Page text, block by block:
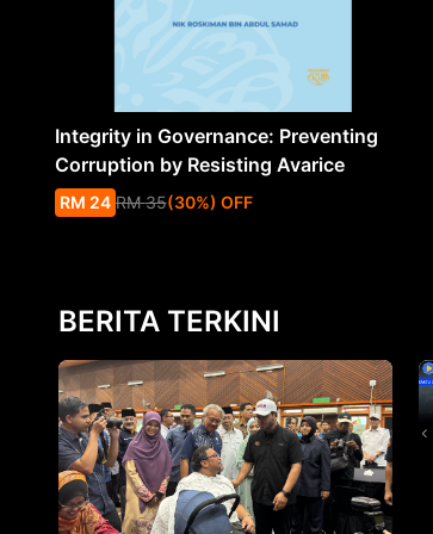
Integrity in Governance: Preventing
Corruption by Resisting Avarice
RM 24 RM 35(30%) OFF
BERITA TERKINI